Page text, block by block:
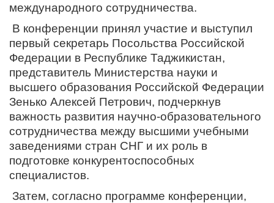
международного сотрудничества.
В конференции принял участие и выступил
первый секретарь Посольства Российской
Федерации в Республике Таджикистан,
представитель Министерства науки и
высшего образования Российской Федерации
Зенько Алексей Петрович, подчеркнув
важность развития научно-образовательного
сотрудничества между высшими учебными
заведениями стран СНГ и их роль в
подготовке конкурентоспособных
специалистов.
Затем, согласно программе конференции,